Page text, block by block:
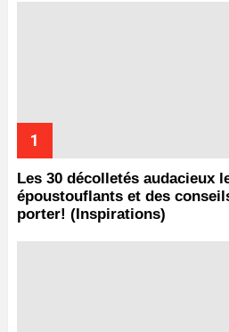
Les 30 décolletés audacieux
époustouflants et des
porter! (Inspirations)